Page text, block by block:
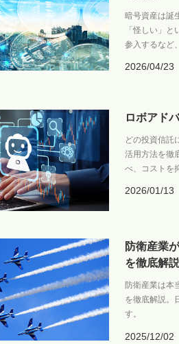
暗号資産は誕
「怪しい」
参入するなど
2026/04/23
ロボアド
どの投資信託
活用方法を徹
べ、コストを
2026/01/13
防衛産業
を徹底解
防衛産業は本
を徹底解説。
す。
2025/12/02